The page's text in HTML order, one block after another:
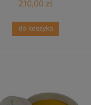
210,00 zł
do koszyka